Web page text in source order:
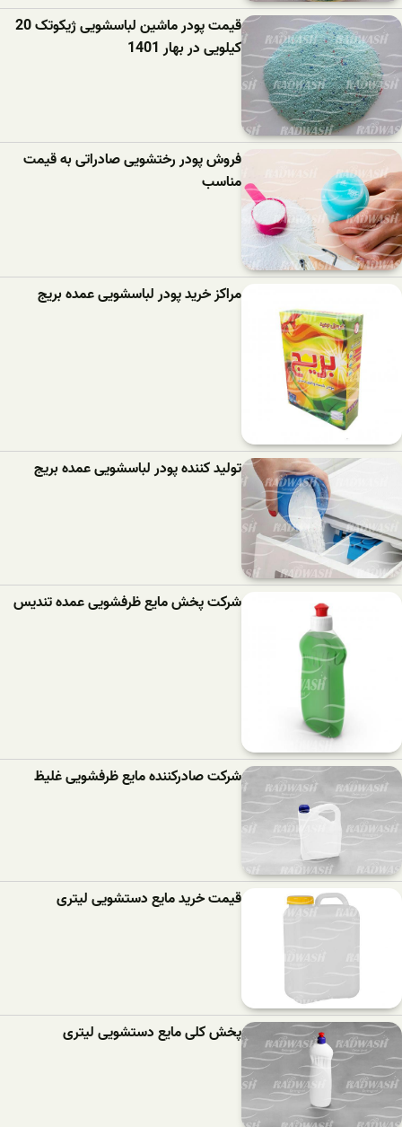
قیمت پودر ماشین لباسشویی ژیکوتک 20
کیلویی در بهار 1401
فروش پودر رختشویی صادراتی به قیمت
مناسب
مراکز خرید پودر لباسشویی عمده بریج
تولید کننده پودر لباسشویی عمده بریج
شرکت پخش مایع ظرفشویی عمده تندیس
شرکت صادرکننده مایع ظرفشویی غلیظ
قیمت خرید مایع دستشویی لیتری
پخش کلی مایع دستشویی لیتری